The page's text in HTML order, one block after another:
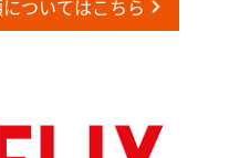
ついてはこちら